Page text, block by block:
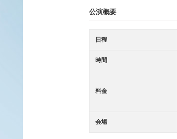
公演概要
日程
時間
料金
会場